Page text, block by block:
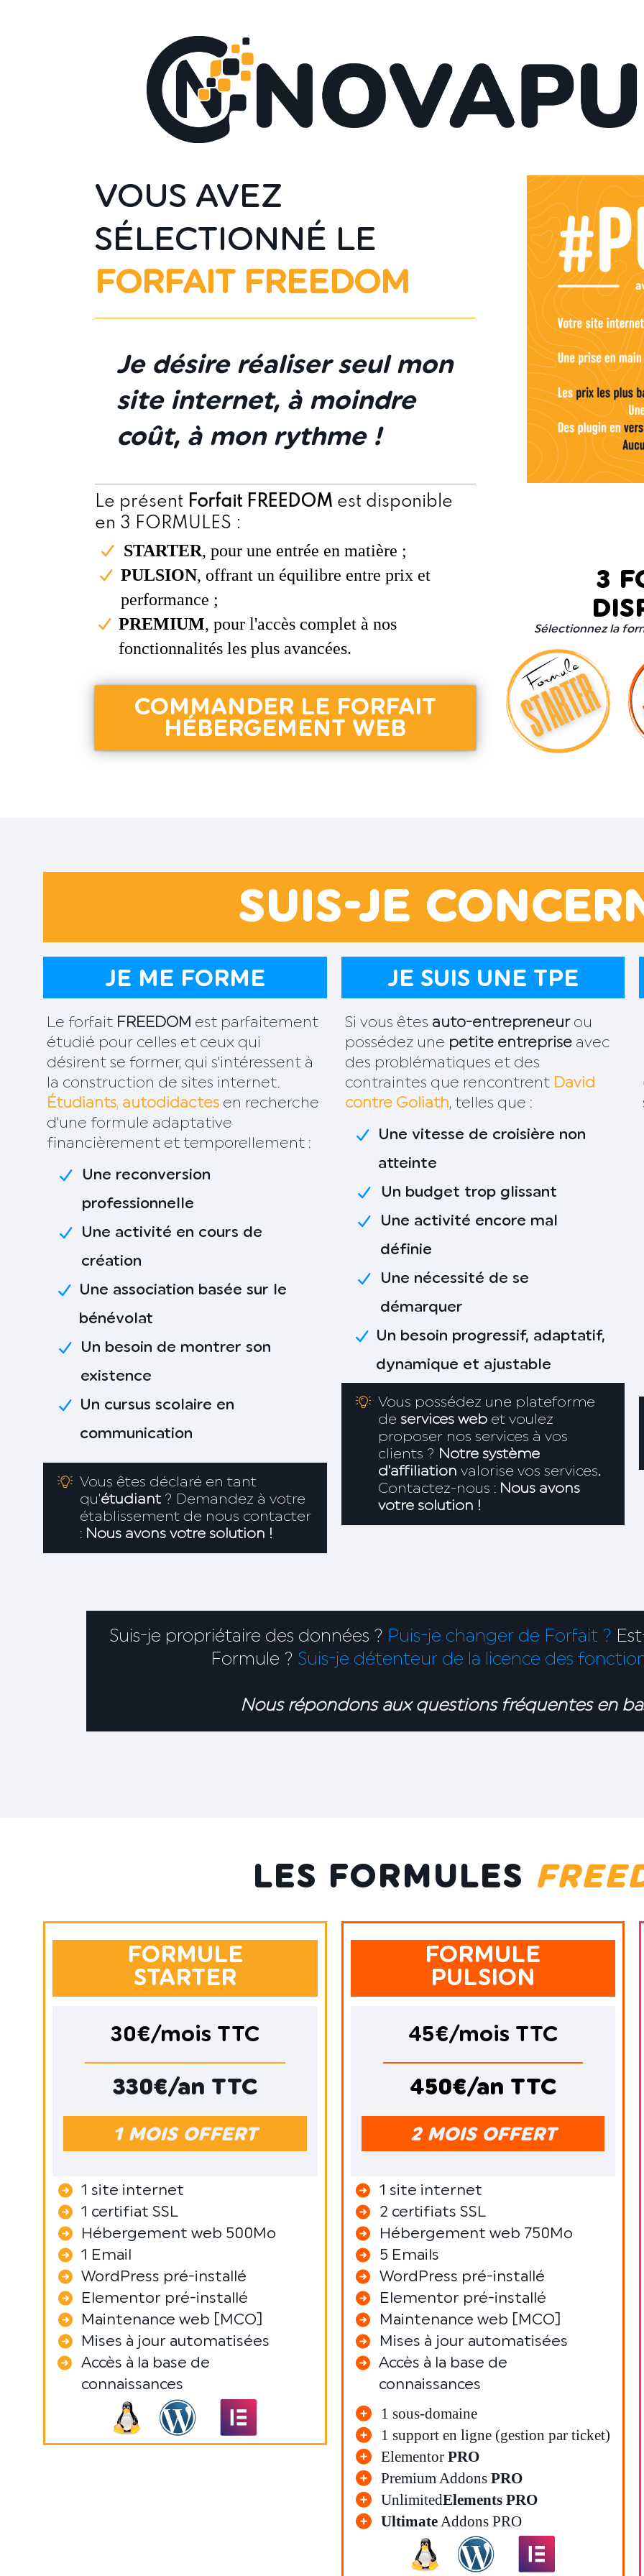
VOUS AVEZ
SÉLECTIONNÉ LE
FORFAIT FREEDOM
Je désire réaliser seul mon
site internet, à moindre
coût, à mon rythme !
Le présent Forfait FREEDOM est disponible
en 3 FORMULES :
STARTER, pour une entrée en matière ;
PULSION, offrant un équilibre entre prix et
performance ;
PREMIUM, pour l'accès complet à nos
fonctionnalités les plus avancées.
COMMANDER LE FORFAIT
HÉBERGEMENT WEB
3
Sélectionnez la
SUIS-JE
JE ME FORME
Le forfait FREEDOM est parfaitement
étudié pour celles et ceux qui
désirent se former, qui s'intéressent à
la construction de sites internet.
Étudiants, autodidactes en recherche
d'une formule adaptative
financièrement et temporellement :
Une reconversion
professionnelle
Une activité en cours de
création
Une association basée sur le
bénévolat
Un besoin de montrer son
existence
Un cursus scolaire en
communication
Vous êtes déclaré en tant
qu'étudiant ? Demandez à votre
établissement de nous contacter
: Nous avons votre solution !
JE SUIS UNE TPE
Si vous êtes auto-entrepreneurou
possédez une petite entrepriseavec
des problématiques et des
contraintes que rencontrent David
contre Goliath, telles que :
Une vitesse de croisière non
atteinte
Un budget trop glissant
Une activité encore mal
définie
Une nécessité de se
démarquer
Un besoin progressif, adaptatif,
dynamique et ajustable
Vous possédez une plateforme
de services webet voulez
proposer nos services à vos
clients ? Notre système
d'affiliation valorise vos services.
Contactez-nous : Nous avons
votre solution !
Suis-je propriétaire des données ? Puis-je changer de Forfait ?
Formule ? Suis-je détenteur de la licence des
Nous répondons aux questions fréquentes en
LES FORMULES
FORMULE
STARTER
30€/mois TTC
330€/an TTC
1 MOIS OFFERT
1 site internet
1 certifiat SSL
Hébergement web 500Mo
1 Email
WordPress pré-installé
Elementor pré-installé
Maintenance web [MCO]
Mises à jour automatisées
Accès à la base de
connaissances
FORMULE
PULSION
45€/mois TTC
450€/an TTC
2 MOIS OFFERT
1 site internet
2 certifiats SSL
Hébergement web 750Mo
5 Emails
WordPress pré-installé
Elementor pré-installé
Maintenance web [MCO]
Mises à jour automatisées
Accès à la base de
connaissances
1 sous-domaine
1 support en ligne (gestion par ticket)
ElementorPRO
Premium Addons PRO
UnlimitedElements PRO
UltimateAddons PRO